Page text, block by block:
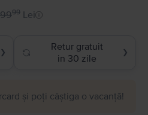
99 Lei
❯
Retur gratuit
in 30 zile
❯
și poți câștiga o vacanță!